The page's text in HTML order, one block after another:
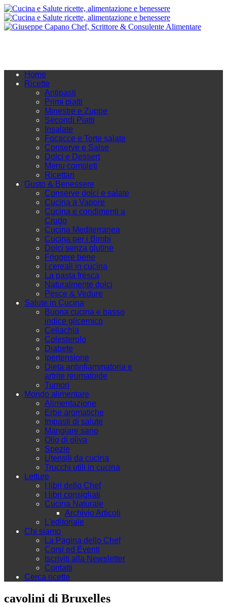
Home
Ricette
Antipasti
Primi piatti
Minestre e Zuppe
Secondi Piatti
Insalate
Focacce e Torte salate
Conserve e Salse
Dolci e Dessert
Menu completi
Ricettari
Gusto & Benessere
Conserve dolci e salate
Cucina a Vapore
Cucina e condimenti a
Crudo
Cucina Mediterranea
Cucina per i Bimbi
Dolci senza glutine
Friggere bene
I cereali in cucina
La pasta fresca
Naturalmente dolci
Pesce & Vedure
Salute in Cucina
Buona cucina e basso
indice glicemico
Celiachia
Colesterolo
Diabete
Ipertensione
Dieta antinfiammatoria e
artrite reumatoide
Tumori
Mondo alimentare
Alimentazione
Erbe aromatiche
Impasti di salute
Mangiare sano
Olio di oliva
Spezie
Utensili da cucina
Trucchi utili in cucina
Letture
I libri dello Chef
I libri consigliati
Cucina Naturale
Archivio Articoli
L'editoriale
Chi siamo
La Pagina dello Chef
Corsi ed Eventi
Iscriviti alla Newsletter
Contatti
Cerca ricette
cavolini di Bruxelles